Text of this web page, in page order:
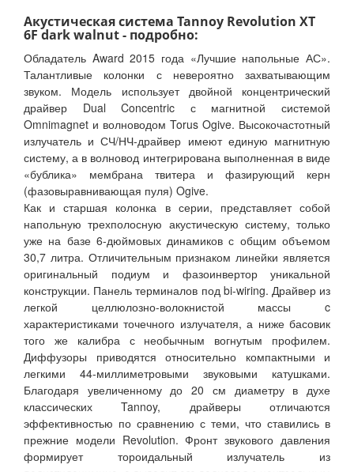
Акустическая система Tannoy Revolution XT
6F dark walnut - подробно:
Обладатель Award 2015 года «Лучшие напольные АС».
Талантливые колонки с невероятно захватывающим
звуком. Модель использует двойной концентрический
драйвер Dual Concentric с магнитной системой
Omnimagnet и волноводом Torus Ogive. Высокочастотный
излучатель и СЧ/НЧ-драйвер имеют единую магнитную
систему, а в волновод интегрирована выполненная в виде
«бублика» мембрана твитера и фазирующий керн
(фазовыравнивающая пуля) Ogive.
Как и старшая колонка в серии, представляет собой
напольную трехполосную акустическую систему, только
уже на базе 6-дюймовых динамиков с общим объемом
30,7 литра. Отличительным признаком линейки является
оригинальный подиум и фазоинвертор уникальной
конструкции. Панель терминалов под bi-wiring. Драйвер из
легкой целлюлозно-волокнистой массы c
характеристиками точечного излучателя, а ниже басовик
того же калибра с необычным вогнутым профилем.
Диффузоры приводятся относительно компактными и
легкими 44-миллиметровыми звуковыми катушками.
Благодаря увеличенному до 20 см диаметру в духе
классических Tannoy, драйверы отличаются
эффективностью по сравнению с теми, что ставились в
прежние модели Revolution. Фронт звукового давления
формирует тороидальный излучатель из